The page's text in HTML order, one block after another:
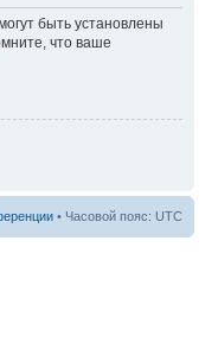
быть установлены
что ваше
• Часовой пояс: UTC